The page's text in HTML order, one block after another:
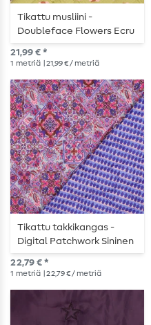
Tikattu musliini -
Doubleface Flowers Ecru
pehmustettu
21,99 € *
1 metriä | 21,99 € / metriä
Tikattu takkikangas -
Digital Patchwork Sininen
22,79 € *
1 metriä | 22,79 € / metriä